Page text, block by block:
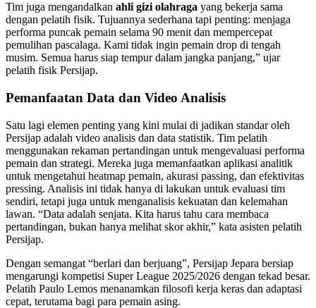
Tim juga mengandalkan ahli gizi olahraga yang bekerja sama
dengan pelatih fisik. Tujuannya sederhana tapi penting: menjaga
performa puncak pemain selama 90 menit dan mempercepat
pemulihan pascalaga. Kami tidak ingin pemain drop di tengah
musim. Semua harus siap tempur dalam jangka panjang,” ujar
pelatih fisik Persijap.
Pemanfaatan Data dan Video Analisis
Satu lagi elemen penting yang kini mulai di jadikan standar oleh
Persijap adalah video analisis dan data statistik. Tim pelatih
menggunakan rekaman pertandingan untuk mengevaluasi performa
pemain dan strategi. Mereka juga memanfaatkan aplikasi analitik
untuk mengetahui heatmap pemain, akurasi passing, dan efektivitas
pressing. Analisis ini tidak hanya di lakukan untuk evaluasi tim
sendiri, tetapi juga untuk menganalisis kekuatan dan kelemahan
lawan. “Data adalah senjata. Kita harus tahu cara membaca
pertandingan, bukan hanya melihat skor akhir,” kata asisten pelatih
Persijap.
Dengan semangat “berlari dan berjuang”, Persijap Jepara bersiap
mengarungi kompetisi Super League 2025/2026 dengan tekad besar.
Pelatih Paulo Lemos menanamkan filosofi kerja keras dan adaptasi
cepat, terutama bagi para pemain asing.